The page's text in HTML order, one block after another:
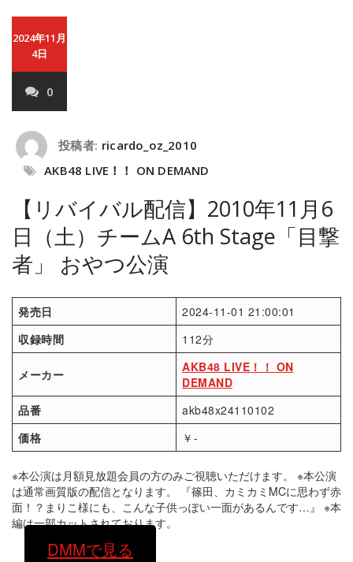
2024年11月
4日
0
投稿者: ricardo_oz_2010
AKB48 LIVE！！ ON DEMAND
【リバイバル配信】2010年11月6
日（土）チームA 6th Stage「目撃
者」 おやつ公演
発売日
2024-11-01 21:00:01
収録時間
112分
メーカー
AKB48 LIVE！！ ON
DEMAND
品番
akb48x24110102
価格
￥-
※本公演は月額見放題会員の方のみご視聴いただけます。 ※本公演
は通常画質版の配信となります。 『篠田、カミカミMCに思わず赤
面！？まりこ様にも、こんな子供っぽい一面があるんです…』 ※本
編は一部カットされております。
DMMで見る